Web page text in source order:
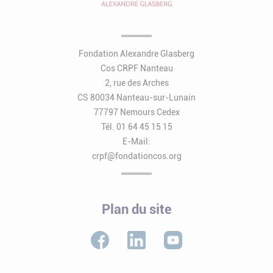
Fondation Alexandre Glasberg
Cos CRPF Nanteau
2, rue des Arches
CS 80034 Nanteau-sur-Lunain
77797 Nemours Cedex
Tél. 01 64 45 15 15
E-Mail:
crpf@fondationcos.org
Plan du site